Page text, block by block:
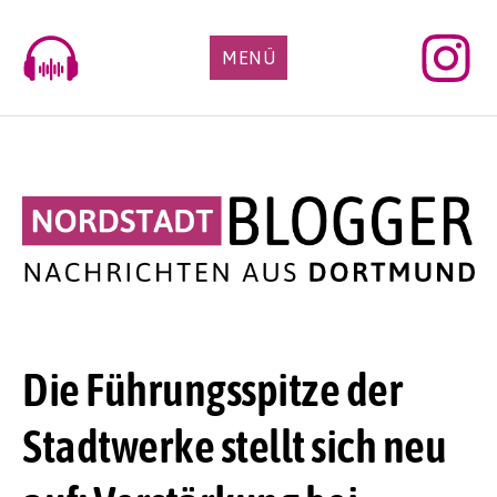
content
MENÜ
Die Führungsspitze der
Stadtwerke stellt sich neu